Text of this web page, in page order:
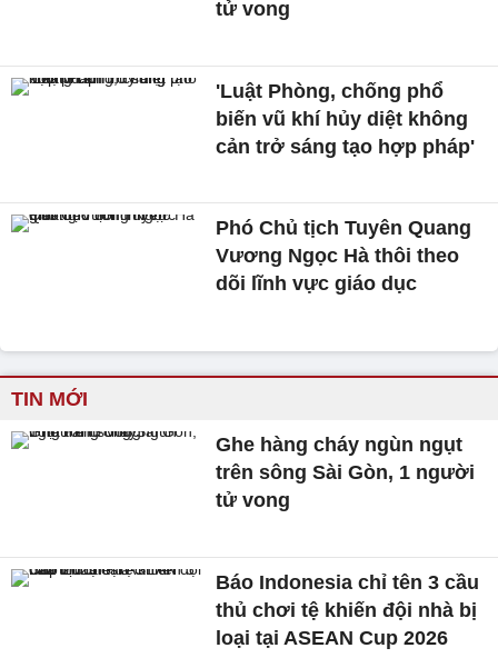
tử vong
'Luật Phòng, chống phổ
biến vũ khí hủy diệt không
cản trở sáng tạo hợp pháp'
Phó Chủ tịch Tuyên Quang
Vương Ngọc Hà thôi theo
dõi lĩnh vực giáo dục
TIN MỚI
Ghe hàng cháy ngùn ngụt
trên sông Sài Gòn, 1 người
tử vong
Báo Indonesia chỉ tên 3 cầu
thủ chơi tệ khiến đội nhà bị
loại tại ASEAN Cup 2026